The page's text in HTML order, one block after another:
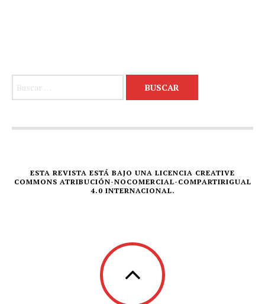
ESTA REVISTA ESTÁ BAJO UNA LICENCIA CREATIVE
COMMONS ATRIBUCIÓN-NOCOMERCIAL-COMPARTIRIGUAL
4.0 INTERNACIONAL.